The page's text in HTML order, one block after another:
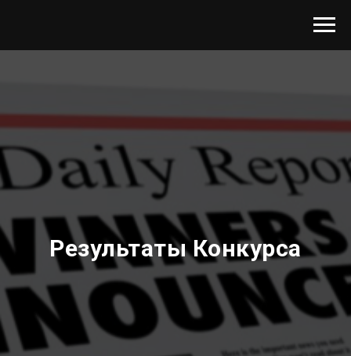
Результаты Конкурса